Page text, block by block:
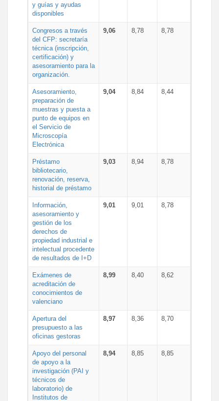
y guías y ayudas
disponibles
Congresos a través
del CFP: secretaría
técnica (inscripción,
certificación) y
asesoramiento para la
organización.
9,06 8,78 8,78
Asesoramiento,
preparación de
muestras y puesta a
punto de equipos en
el Servicio de
Microscopía
Electrónica
9,04 8,84 8,44
Préstamo
bibliotecario,
renovación, reserva,
historial de préstamo
9,03 8,94 8,78
Información,
asesoramiento y
gestión de los
derechos de
propiedad industrial e
intelectual procedente
de resultados de I+D
9,01 9,01 8,78
Exámenes de
acreditación de
conocimientos de
valenciano
8,99 8,40 8,62
Apertura del
presupuesto a las
oficinas gestoras
8,97 8,36 8,70
Apoyo del personal
de apoyo a la
investigación (PAI y
técnicos de
laboratorio) de
Institutos de
8,94 8,85 8,85